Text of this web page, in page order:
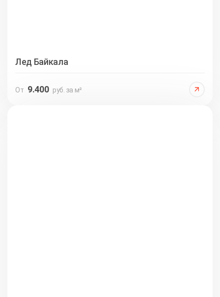
Лед Байкала
От 9.400 руб. за м²